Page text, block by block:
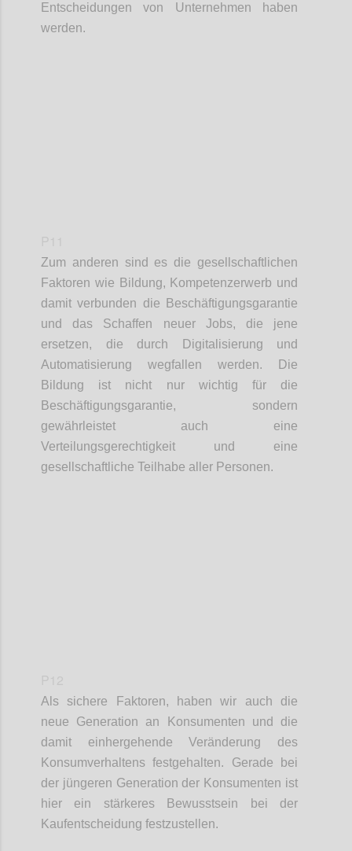
Entscheidungen von Unternehmen haben
werden.
Zum anderen sind es die gesellschaftlichen
Faktoren wie Bildung, Kompetenzerwerb und
damit verbunden die Beschäftigungsgarantie
und das Schaffen neuer Jobs, die jene
ersetzen, die durch Digitalisierung und
Automatisierung wegfallen werden.
Die
Bildung ist nicht nur wichtig für die
Beschäftigungsgarantie, sondern
gewährleistet auch eine
Verteilungsgerechtigkeit und eine
gesellschaftliche Teilhabe aller Personen.
Als sichere Faktoren, haben wir auch die
neue Generation an Konsumenten und die
damit einhergehende Veränderung des
Konsumverhaltens festgehalten. Gerade bei
der jüngeren Generation der Konsumenten ist
hier ein stärkeres Bewusstsein bei der
Kaufentscheidung festzustellen.